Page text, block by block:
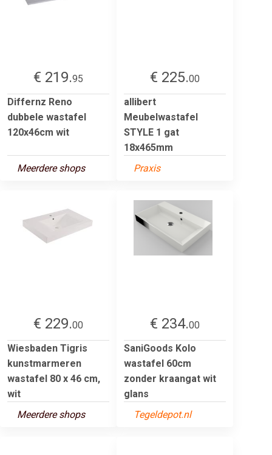
€ 219.95
Differnz Reno
dubbele wastafel
120x46cm wit
Meerdere shops
€ 225.00
allibert
Meubelwastafel
STYLE 1 gat
18x465mm
Praxis
€ 229.00
Wiesbaden Tigris
kunstmarmeren
wastafel 80 x 46 cm,
wit
Meerdere shops
€ 234.00
SaniGoods Kolo
wastafel 60cm
zonder kraangat wit
glans
Tegeldepot.nl